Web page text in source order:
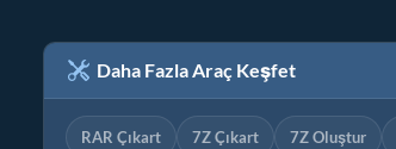
Daha Fazla Araç Keşfet
RAR Çıkart 7Z Çıkart 7Z Oluştur